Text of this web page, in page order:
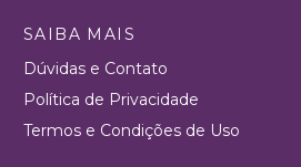
SAIBA MAIS
Dúvidas e Contato
Política de Privacidade
Termos e Condições de Uso